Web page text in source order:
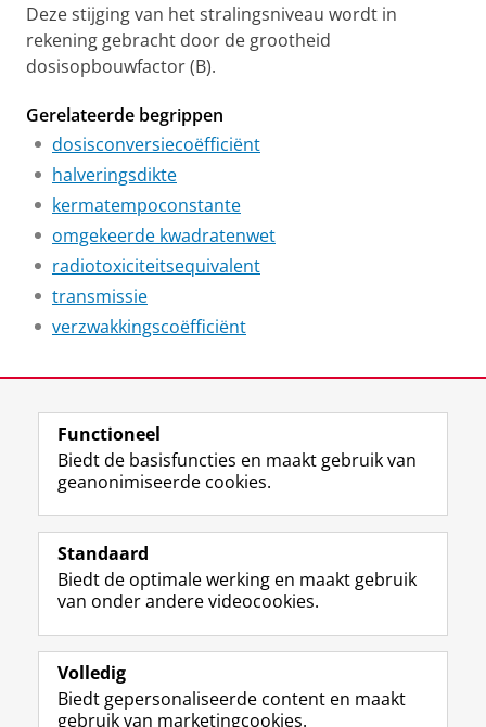
Deze stijging van het stralingsniveau wordt in
rekening gebracht door de grootheid
dosisopbouwfactor (B).
Gerelateerde begrippen
dosisconversiecoëfficiënt
halveringsdikte
kermatempoconstante
omgekeerde kwadratenwet
radiotoxiciteitsequivalent
transmissie
verzwakkingscoëfficiënt
View this page in:English
Volg de RUG
F
a
e
b
o
p
a
L
i
k
e
I
-
p
R
S
-
f
e
R
I
n
t
r
m
Y
o
T
e
k
Studiekiezers
Alumni
Over ons
Functioneel
Biedt de basisfuncties en maakt gebruik van
geanonimiseerde cookies.
Standaard
Biedt de optimale werking en maakt gebruik
van onder andere videocookies.
Volledig
Biedt gepersonaliseerde content en maakt
gebruik van marketingcookies.